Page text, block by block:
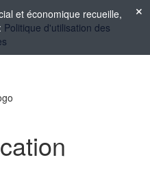
et économique recueille,
Politique d'utilisation des